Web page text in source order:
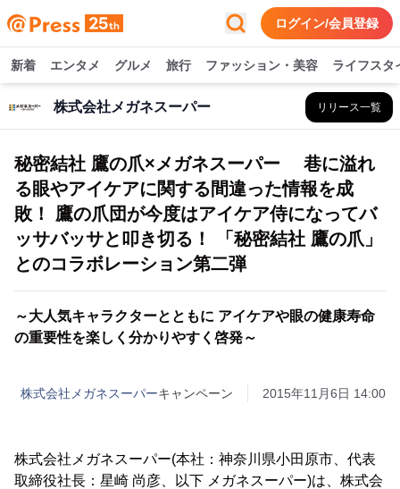
ログイン/会員登録
新着 エンタメ グルメ 旅行 ファッション・美容 ライフスタ
株式会社メガネスーパー リリース一覧
秘密結社 鷹の爪×メガネスーパー 巷に溢れ
る眼やアイケアに関する間違った情報を成
敗！ 鷹の爪団が今度はアイケア侍になってバ
ッサバッサと叩き切る！ 「秘密結社 鷹の爪」
とのコラボレーション第二弾
～大人気キャラクターとともに アイケアや眼の健康寿命
の重要性を楽しく分かりやすく啓発～
株式会社メガネスーパーキャンペーン 2015年11月6日 14:00
株式会社メガネスーパー(本社：神奈川県小田原市、代表
取締役社長：星崎 尚彦、以下 メガネスーパー)は、株式会